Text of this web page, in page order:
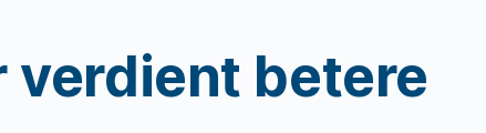
verdient betere